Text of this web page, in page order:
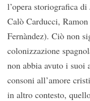
l’opera storiografica
Calò Carducci,
Fernàndez). Ciò non
colonizzazione
non abbia avuto i suoi
consoni all’amore
in altro contesto,